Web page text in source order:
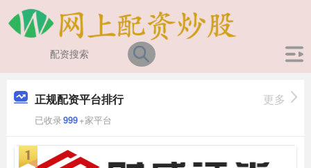
正规配资平台排行
已收录999+家平台
更多